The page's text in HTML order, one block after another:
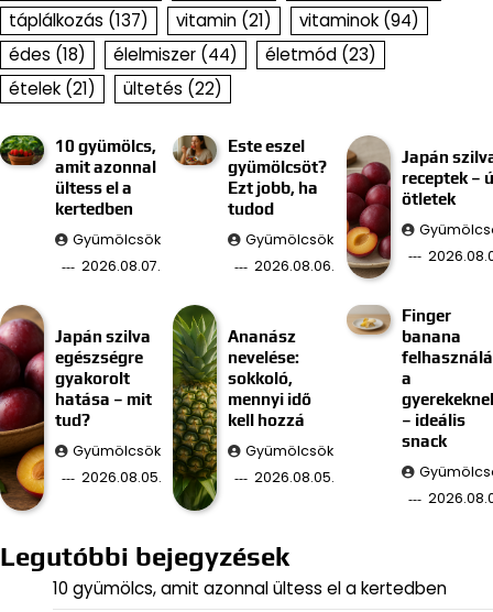
táplálkozás (137) vitamin (21) vitaminok (94)
édes (18) élelmiszer (44) életmód (23)
ételek (21) ültetés (22)
10 gyümölcs,
amit azonnal
ültess el a
kertedben
Gyümölcsök
2026.08.07.
Este eszel
gyümölcsöt?
Ezt jobb, ha
tudod
Gyümölcsök
2026.08.06.
Japán
receptek –
ötletek
Japán szilva
egészségre
gyakorolt
hatása – mit
tud?
Gyümölcsök
2026.08.05.
Ananász
nevelése:
sokkoló,
mennyi idő
kell hozzá
Gyümölcsök
2026.08.05.
Finger
banana
a
– ideális
snack
Legutóbbi bejegyzések
10 gyümölcs, amit azonnal ültess el a kertedben